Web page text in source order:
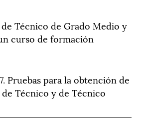
Técnico de Grado Medio y
curso de formación
Pruebas para la obtención de
Técnico y de Técnico